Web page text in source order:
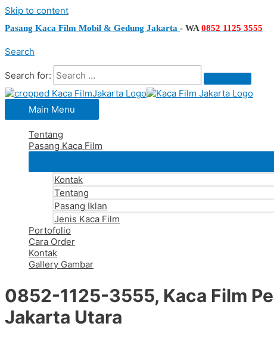
Skip to content
Pasang Kaca Film Mobil & Gedung Jakarta - WA 0852 1125 3555
Search
Search for:
Main Menu
Tentang
Pasang Kaca Film
Kontak
Tentang
Pasang Iklan
Jenis Kaca Film
Portofolio
Cara Order
Kontak
Gallery Gambar
0852-1125-3555, Kaca Film
Jakarta Utara